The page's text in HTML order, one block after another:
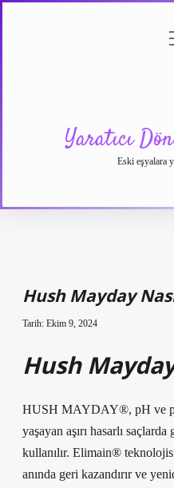
Yaratıcı
Eski eşyalara
Hush Mayday
Tarih: Ekim 9, 2024
Hush
HUSH MAYDAY®, pH ve
yaşayan aşırı hasarlı
kullanılır. Elimain®
anında geri kazandırır ve